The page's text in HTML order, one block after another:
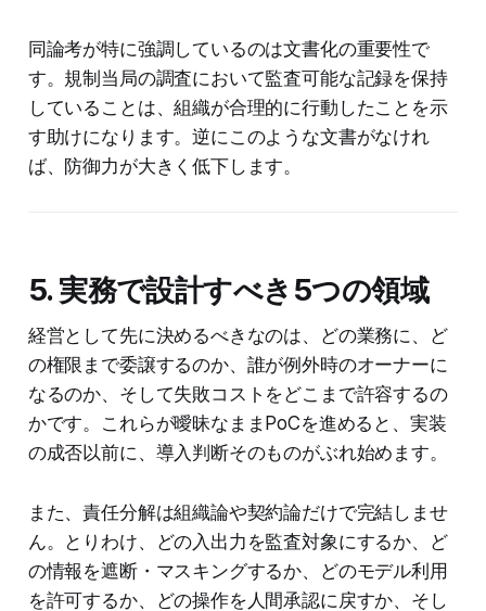
同論考が特に強調しているのは文書化の重要性で
す。規制当局の調査において監査可能な記録を保持
していることは、組織が合理的に行動したことを示
す助けになります。逆にこのような文書がなけれ
ば、防御力が大きく低下します。
5. 実務で設計すべき5つの領域
経営として先に決めるべきなのは、どの業務に、ど
の権限まで委譲するのか、誰が例外時のオーナーに
なるのか、そして失敗コストをどこまで許容するの
かです。これらが曖昧なままPoCを進めると、実装
の成否以前に、導入判断そのものがぶれ始めます。
また、責任分解は組織論や契約論だけで完結しませ
ん。とりわけ、どの入出力を監査対象にするか、ど
の情報を遮断・マスキングするか、どのモデル利用
を許可するか、どの操作を人間承認に戻すか、そし